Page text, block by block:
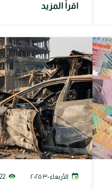
اقرأ المزيد
الأربعاء ٣٠ ٢٠٢٥